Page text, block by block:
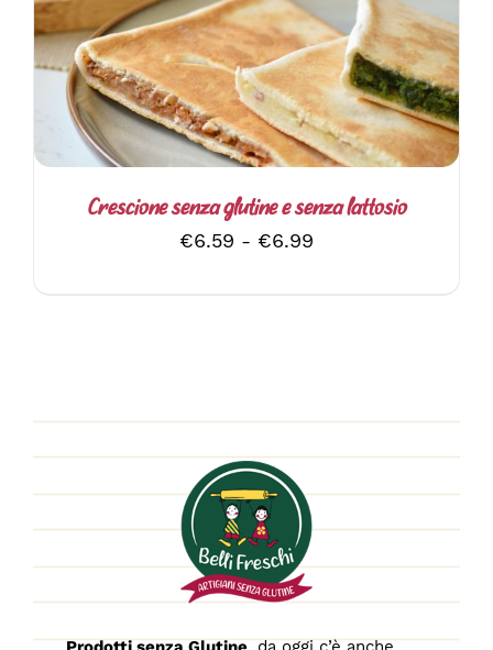
PRODOTTO
HA
PIÙ
VARIANTI.
LE
OPZIONI
POSSONO
SCELTE
NELLA
PAGINA
Crescione senza glutine e senza lattosio
€6.59 - €6.99
€6.99